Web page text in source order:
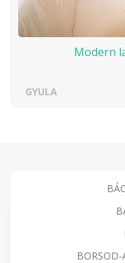
Modern
GYULA
BORSOD-